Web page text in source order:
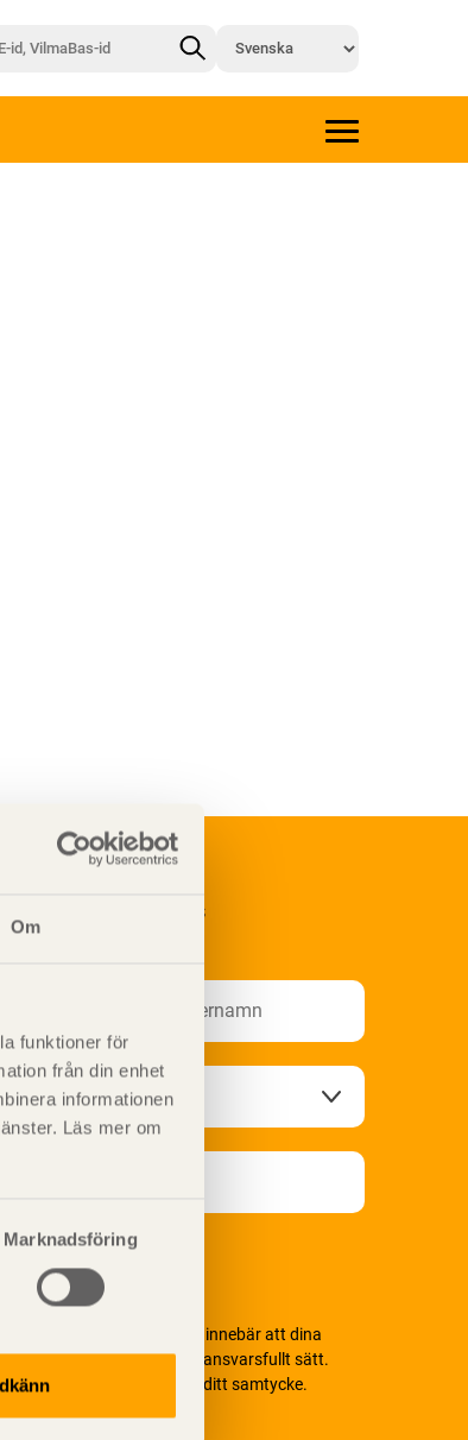
Om
funktioner för
från din enhet
informationen
Läs mer om
Marknadsföring
på Svenskt Träs
personlig integritet vilket innebär att dina
alltid hanteras på ett ansvarsfullt sätt.
klicka på skicka lämnar du ditt samtycke.